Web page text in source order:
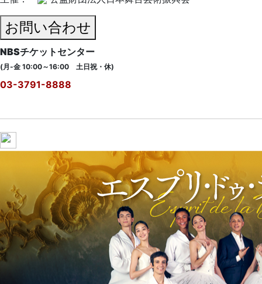
お問い合わせ
NBSチケットセンター
(月-金 10:00～16:00 土日祝・休)
03-3791-8888